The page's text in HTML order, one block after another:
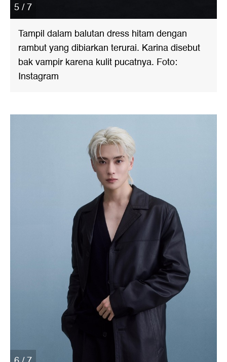
5 / 7
Tampil dalam balutan dress hitam dengan
rambut yang dibiarkan terurai. Karina disebut
bak vampir karena kulit pucatnya. Foto:
Instagram